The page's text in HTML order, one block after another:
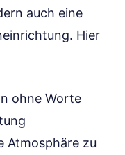
auch eine
Hier
ohne Worte
Atmosphäre zu